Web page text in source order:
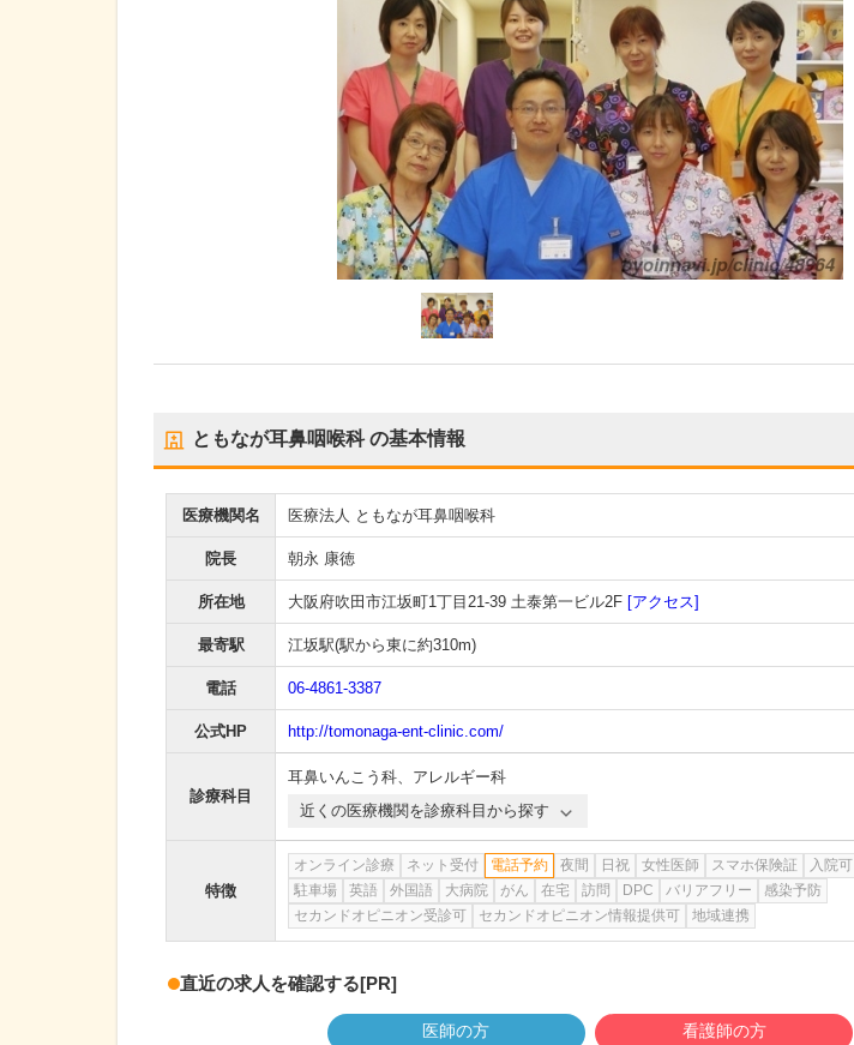
ともなが耳鼻咽喉科の基本情報
医療機関名 医療法人 ともなが耳鼻咽喉科
院長 朝永 康徳
所在地 大阪府吹田市江坂町1丁目21-39 土泰第一ビル2F [アクセス]
最寄駅 江坂駅(駅から東に約310m)
電話 06-4861-3387
公式HP http://tomonaga-ent-clinic.com/
診療科目
耳鼻いんこう科、 アレルギー科
近くの医療機関を診療科目から探す
特徴
オンライン診療 ネット受付 電話予約 夜間 日祝 女性医師 スマホ保険証 入院可
駐車場
英語 外国語 大病院 がん 在宅 訪問 DPC バリアフリー
感染予防
セカンドオピニオン受診可
セカンドオピニオン情報提供可 地域連携
直近の求人を確認する[PR]
医師の方 看護師の方